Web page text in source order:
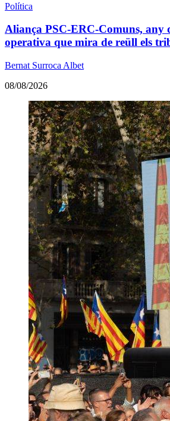
Política
Aliança PSC-ERC-Comuns, any
operativa que mira de reüll els
Bernat Surroca Albet
08/08/2026